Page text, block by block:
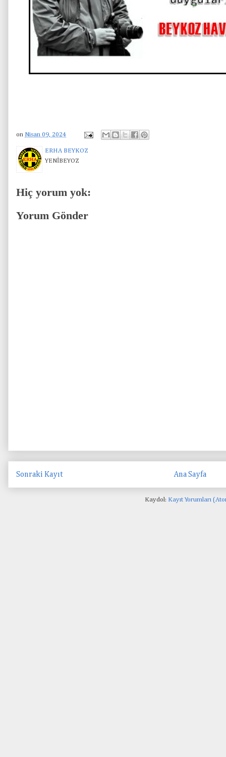
on Nisan 09, 2024
ERHA BEYKOZ
YENİBEYOZ
Hiç yorum yok:
Yorum Gönder
Sonraki Kayıt Ana Sayfa
Kaydol: Kayıt Yorumları